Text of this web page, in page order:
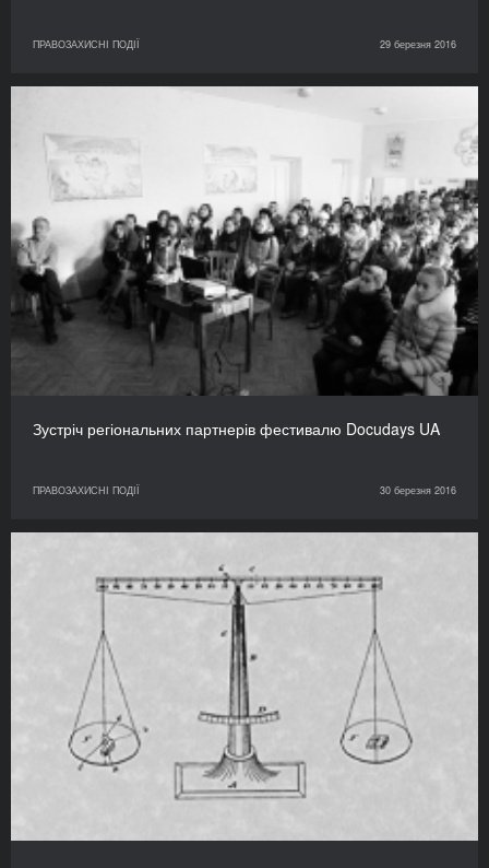
ПРАВОЗАХИСНІ ПОДІЇ 29 березня 2016
Зустріч регіональних партнерів фестивалю Docudays UA
ПРАВОЗАХИСНІ ПОДІЇ 30 березня 2016